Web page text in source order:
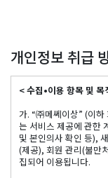
개인정보 취급
< 수집•이용 항목 및 목
가. “㈜메쎄이상” (이
는 서비스 제공에 관한
및 본인의사 확인 등),
(제공), 회원 관리(불만
집되어 이용됩니다.